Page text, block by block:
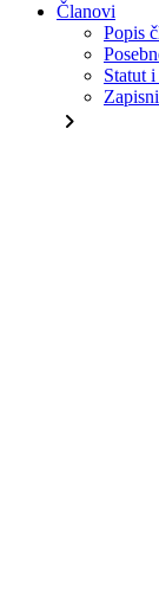
Članovi
Popis
Statut
chevron_right